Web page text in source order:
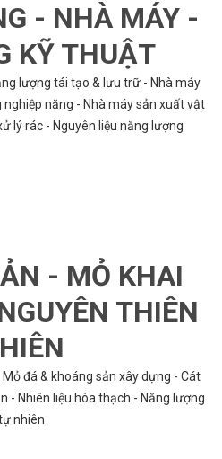
- NHÀ MÁY -
KỸ THUẬT
lượng tái tạo & lưu trữ - Nhà máy
nặng - Nhà máy sản xuất vật
lý rác - Nguyên liệu năng lượng
- MỎ KHAI
THIÊN
đá & khoáng sản xây dựng - Cát
- Nhiên liệu hóa thạch - Năng lượng
nhiên